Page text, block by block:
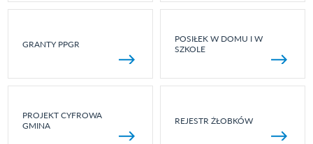
GRANTY PPGR
POSIŁEK W DOMU I W
SZKOLE
PROJEKT CYFROWA
GMINA
REJESTR ŻŁOBKÓW